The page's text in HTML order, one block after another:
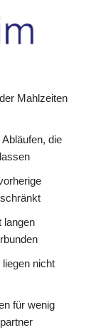
Mahlzeiten
die
langen
nicht
für wenig